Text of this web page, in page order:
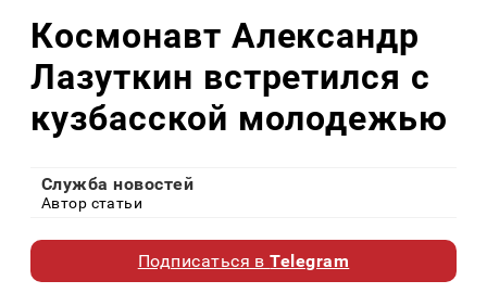
Космонавт Александр
Лазуткин встретился с
кузбасской молодежью
Служба новостей
Автор статьи
Подписаться вTelegram